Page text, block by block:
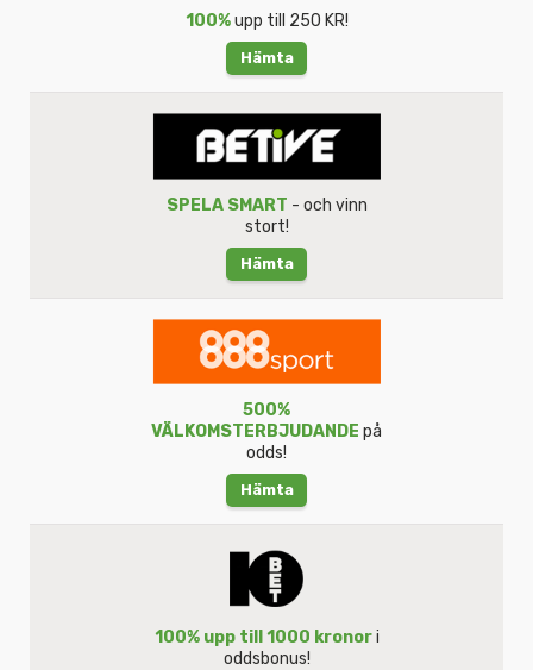
100%upp till 250 KR!
Hämta
SPELA SMART - och vinn
stort!
Hämta
500%
VÄLKOMSTERBJUDANDE på
odds!
Hämta
100% upp till 1000 kronori
oddsbonus!